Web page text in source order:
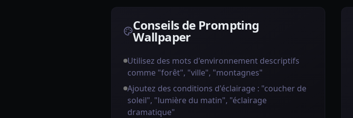
Conseils de Prompting
Wallpaper
Utilisez des mots d'environnement descriptifs
comme "forêt", "ville", "montagnes"
Ajoutez des conditions d'éclairage : "coucher de
soleil", "lumière du matin", "éclairage
dramatique"